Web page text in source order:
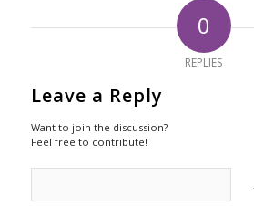
0
REPLIES
Leave a Reply
Want to join the discussion?
Feel free to contribute!